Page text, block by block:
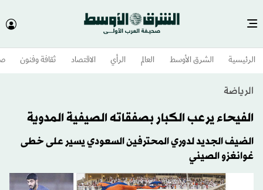
الرئيسية الشرق الأوسط​ العالم الرأي الاقتصاد ثقافة وفنون
الرياضة
الفيحاء يرعب الكبار بصفقاته الصيفية المدوية
الضيف الجديد لدوري المحترفين السعودي يسير على خطى
غوانغزو الصيني